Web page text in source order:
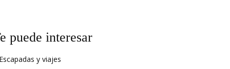
puede interesar
y viajes